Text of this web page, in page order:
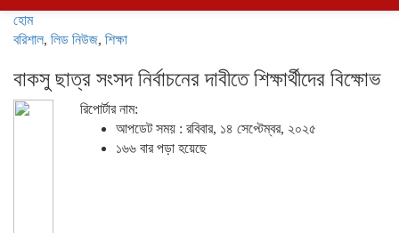
হোম
বরিশাল, লিড নিউজ, শিক্ষা
বাকসু ছাত্র সংসদ নির্বাচনের দাবীতে শিক্ষার্থীদের বিক্ষোভ
রিপোর্টার নাম:
আপডেট সময় : রবিবার, ১৪ সেপ্টেম্বর, ২০২৫
১৬৬ বার পড়া হয়েছে